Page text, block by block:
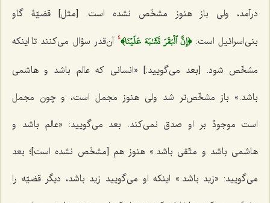
درآمد، ولی باز هنوز مشخّص نشده است. [مثل] قضیّۀ گاو
بنی‌اسرائیل است:﴿إِنَّ ٱلۡبَقَرَ تَشَٰبَهَ عَلَيۡنَا﴾4 آن‌قدر سؤال می‌کنند تا اینکه
مشخّص شود. [بعد می‌گویید:] «انسانی که عالم باشد و هاشمی
باشد.» باز مشخّص‌تر شد ولی هنوز مجمل است، و چون مجمل
است موجودٌ بر او صدق نمی‌کند. بعد می‌گویید: «عالم باشد و
هاشمی باشد و متّقی باشد.» هنوز هم [مشخّص نشده است]؛ بعد
می‌گویید: «زید باشد.» اینکه او می‌گویید زید باشد، دیگر قضیّه را